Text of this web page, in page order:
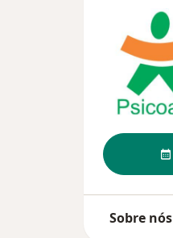
Sobre nós